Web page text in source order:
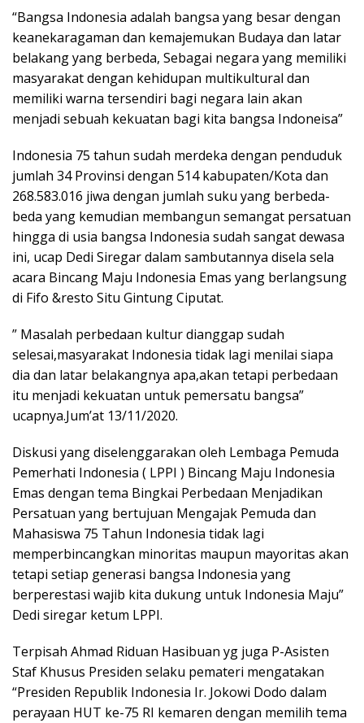
“Bangsa Indonesia adalah bangsa yang besar dengan
keanekaragaman dan kemajemukan Budaya dan latar
belakang yang berbeda, Sebagai negara yang memiliki
masyarakat dengan kehidupan multikultural dan
memiliki warna tersendiri bagi negara lain akan
menjadi sebuah kekuatan bagi kita bangsa Indoneisa”
Indonesia 75 tahun sudah merdeka dengan penduduk
jumlah 34 Provinsi dengan 514 kabupaten/Kota dan
268.583.016 jiwa dengan jumlah suku yang berbeda-
beda yang kemudian membangun semangat persatuan
hingga di usia bangsa Indonesia sudah sangat dewasa
ini, ucap Dedi Siregar dalam sambutannya disela sela
acara Bincang Maju Indonesia Emas yang berlangsung
di Fifo &resto Situ Gintung Ciputat.
” Masalah perbedaan kultur dianggap sudah
selesai,masyarakat Indonesia tidak lagi menilai siapa
dia dan latar belakangnya apa,akan tetapi perbedaan
itu menjadi kekuatan untuk pemersatu bangsa”
ucapnya.Jum’at 13/11/2020.
Diskusi yang diselenggarakan oleh Lembaga Pemuda
Pemerhati Indonesia ( LPPI ) Bincang Maju Indonesia
Emas dengan tema Bingkai Perbedaan Menjadikan
Persatuan yang bertujuan Mengajak Pemuda dan
Mahasiswa 75 Tahun Indonesia tidak lagi
memperbincangkan minoritas maupun mayoritas akan
tetapi setiap generasi bangsa Indonesia yang
berperestasi wajib kita dukung untuk Indonesia Maju”
Dedi siregar ketum LPPI.
Terpisah Ahmad Riduan Hasibuan yg juga P-Asisten
Staf Khusus Presiden selaku pemateri mengatakan
“Presiden Republik Indonesia Ir. Jokowi Dodo dalam
perayaan HUT ke-75 RI kemaren dengan memilih tema